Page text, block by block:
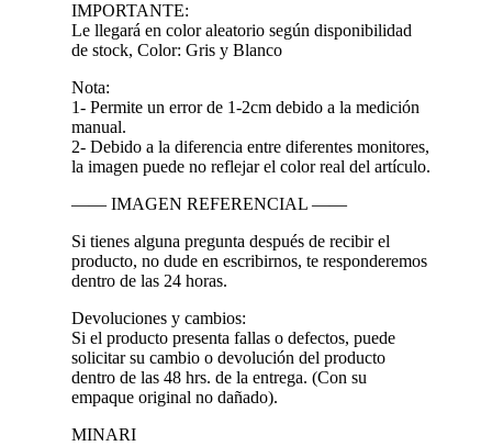
IMPORTANTE:
Le llegará en color aleatorio según disponibilidad
de stock, Color: Gris y Blanco
Nota:
1- Permite un error de 1-2cm debido a la medición
manual.
2- Debido a la diferencia entre diferentes monitores,
la imagen puede no reflejar el color real del artículo.
—— IMAGEN REFERENCIAL ——
Si tienes alguna pregunta después de recibir el
producto, no dude en escribirnos, te responderemos
dentro de las 24 horas.
Devoluciones y cambios:
Si el producto presenta fallas o defectos, puede
solicitar su cambio o devolución del producto
dentro de las 48 hrs. de la entrega. (Con su
empaque original no dañado).
MINARI